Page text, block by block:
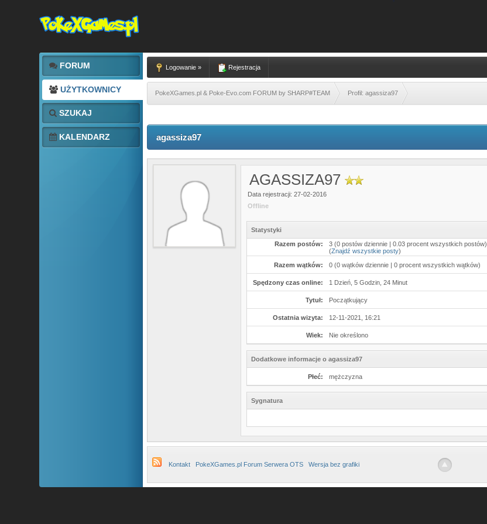
FORUM
UŻYTKOWNICY
SZUKAJ
KALENDARZ
Logowanie » Rejestracja
PokeXGames.pl & Poke-Evo.com FORUM by SHARP#TEAM Profil: agassiza97
agassiza97
AGASSIZA97
Data rejestracji: 27-02-2016
Offline
Statystyki
Razem postów:
3 (0 postów dziennie | 0.03 procent wszystkich postów)
(Znajdź wszystkie posty)
Razem wątków:
0 (0 wątków dziennie | 0 procent wszystkich wątków)
Spędzony czas online: 1 Dzień, 5 Godzin, 24 Minut
Tytuł: Początkujący
Ostatnia wizyta: 12-11-2021, 16:21
Wiek: Nie określono
Dodatkowe informacje o agassiza97
Płeć: mężczyzna
Sygnatura
Kontakt PokeXGames.pl Forum Serwera OTS Wersja bez grafiki